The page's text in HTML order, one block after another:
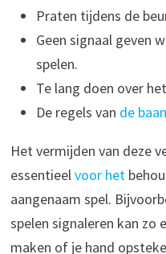
Praten tijdens de
Geen signaal geven
spelen.
Te lang doen over
De regels van de baan
Het vermijden van deze
essentieelvoor het
aangenaam spel.
spelen signaleren kan zo
maken of je hand